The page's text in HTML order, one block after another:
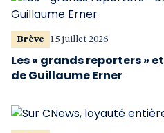
Brève 15 juillet 2026
Les « grands reporters » et
de Guillaume Erner